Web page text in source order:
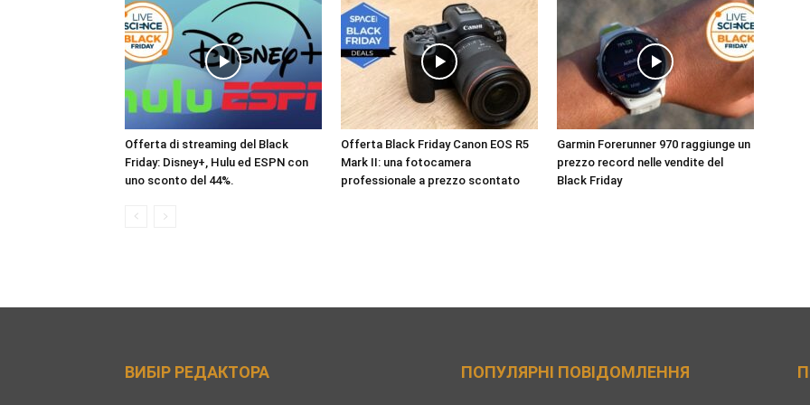
Offerta di streaming del Black
Friday: Disney+, Hulu ed ESPN con
uno sconto del 44%.
Offerta Black Friday Canon EOS R5
Mark II: una fotocamera
professionale a prezzo scontato
Garmin Forerunner 970 raggiunge un
prezzo record nelle vendite del
Black Friday
ВИБІР РЕДАКТОРА ПОПУЛЯРНІ ПОВІДОМЛЕННЯ